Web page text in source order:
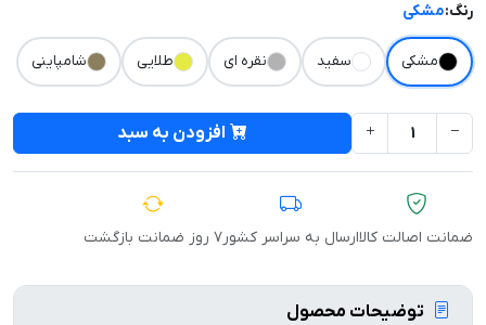
رنگ:مشکی
مشکی سفید نقره ای طلایی شامپاینی
افزودن به سبد
ضمانت اصالت کالاارسال به سراسر کشور۷ روز ضمانت بازگشت
توضیحات محصول